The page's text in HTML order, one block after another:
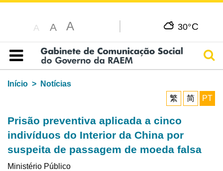
A A A 30°C
Índice
Início
Notícias
繁
简 PT
Prisão preventiva aplicada a cinco
indivíduos do Interior da China por
suspeita de passagem de moeda falsa
Ministério Público